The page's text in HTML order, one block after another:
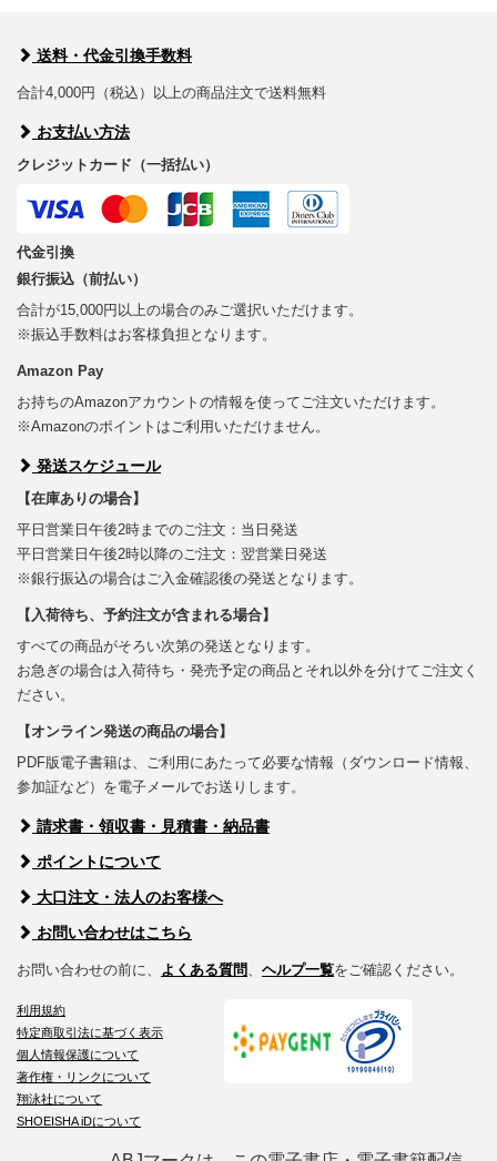
送料・代金引換手数料
合計4,000円（税込）以上の商品注文で送料無料
お支払い方法
クレジットカード（一括払い）
代金引換
銀行振込（前払い）
合計が15,000円以上の場合のみご選択いただけます。
※振込手数料はお客様負担となります。
Amazon Pay
お持ちのAmazonアカウントの情報を使ってご注文いただけます。
※Amazonのポイントはご利用いただけません。
発送スケジュール
【在庫ありの場合】
平日営業日午後2時までのご注文：当日発送
平日営業日午後2時以降のご注文：翌営業日発送
※銀行振込の場合はご入金確認後の発送となります。
【入荷待ち、予約注文が含まれる場合】
すべての商品がそろい次第の発送となります。
お急ぎの場合は入荷待ち・発売予定の商品とそれ以外を分けてご注文く
ださい。
【オンライン発送の商品の場合】
PDF版電子書籍は、ご利用にあたって必要な情報（ダウンロード情報、
参加証など）を電子メールでお送りします。
請求書・領収書・見積書・納品書
ポイントについて
大口注文・法人のお客様へ
お問い合わせはこちら
お問い合わせの前に、 よくある質問、 ヘルプ一覧をご確認ください。
利用規約
特定商取引法に基づく表示
個人情報保護について
著作権・リンクについて
翔泳社について
SHOEISHA iDについて